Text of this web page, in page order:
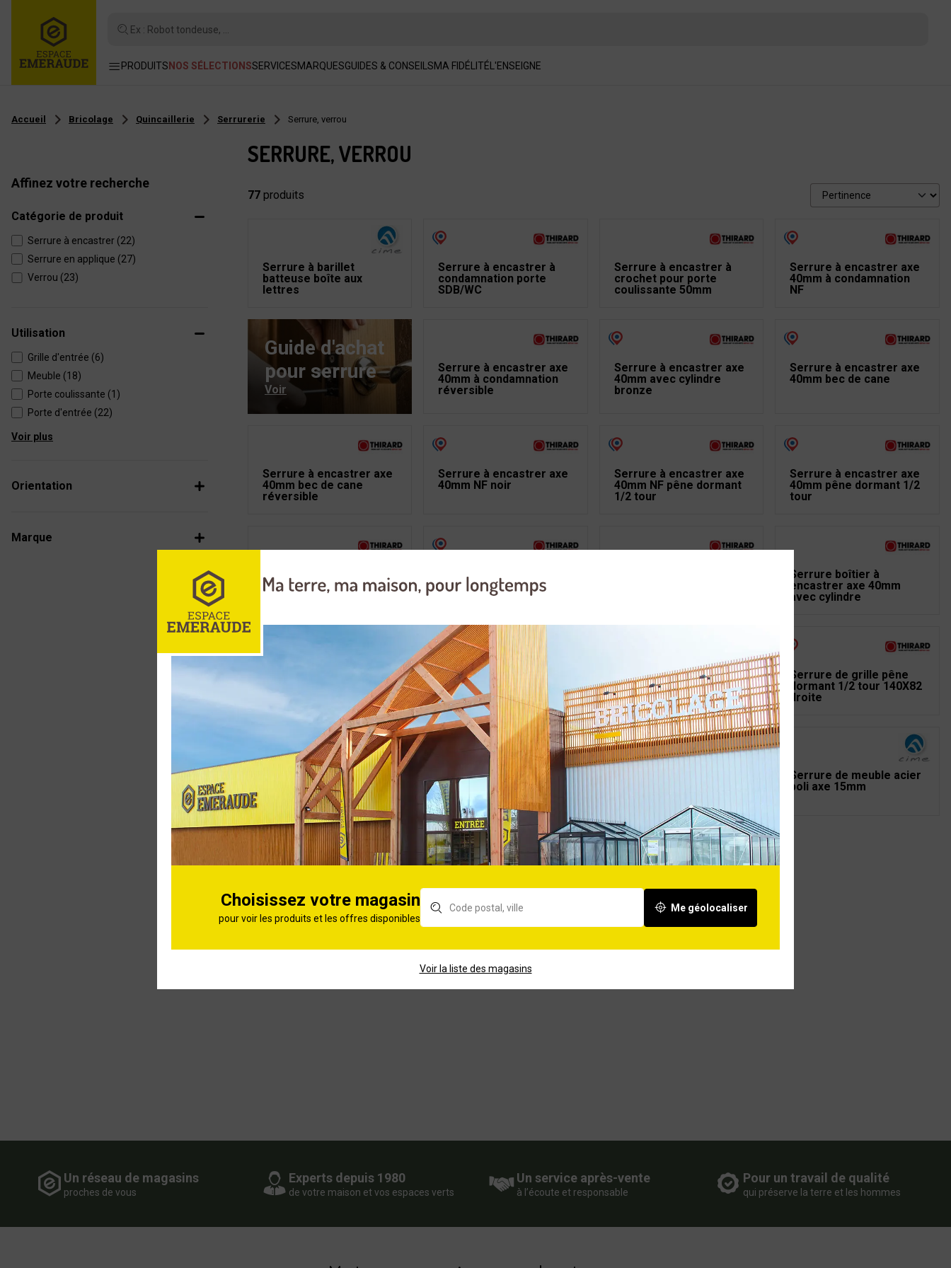
Ex : Robot tondeuse, ...
PRODUITS NOS SÉLECTIONSSERVICESMARQUESGUIDES & CONSEILSMA FIDÉLITÉL'ENSEIGNE
Accueil Bricolage Quincaillerie Serrurerie Serrure, verrou
Affinez votre recherche
Catégorie de produit
Serrure à encastrer (22)
Serrure en applique (27)
Verrou (23)
Utilisation
Grille d'entrée (6)
Meuble (18)
Porte coulissante (1)
Porte d'entrée (22)
Voir plus
Orientation
Marque
SERRURE, VERROU
77 produits
Serrure à barillet
batteuse boîte aux
lettres
Serrure à encastrer à
condamnation porte
SDB/WC
Serrure à encastrer à
crochet pour porte
coulissante 50mm
Serrure à encastrer axe
40mm à condamnation
NF
Guide d'achat
pour serrure
Voir
Serrure à encastrer axe
40mm à condamnation
réversible
Serrure à encastrer axe
40mm avec cylindre
bronze
Serrure à encastrer axe
40mm bec de cane
Serrure à encastrer axe
40mm bec de cane
réversible
Serrure à encastrer axe
40mm NF noir
Serrure à encastrer axe
40mm NF pêne dormant
1/2 tour
Serrure à encastrer axe
40mm pêne dormant 1/2
tour
Serrure à encastrer axe
à 40mm pêne dormant
Serrure à encastrer
Monomax axe 50mm
cylindre 2 tours Inox
Serrure boîtier à
encastrer axe 40mm
avec cylindre
encastrer porte bois ou
PVC
Serrure de garage avec
bouton à tirage droite
140x90
Serrure de garage avec
bouton à tirage gauche
140x90
Serrure de grille pêne
dormant 1/2 tour 140X82
droite
Serrure de grille pêne
dormant 1/2 tour 140X82
gauche
Serrure de meuble à
cylindre porte droite ou
gauche
Serrure de meuble acier
poli axe 15mm
Un réseau de magasins
proches de vous
Experts depuis 1980
de votre maison et vos espaces verts
Un service après-vente
à l’écoute et responsable
Pour un travail de qualité
qui préserve la terre et les hommes
Choisissez votre magasin
pour voir les produits et les offres disponibles
Me géolocaliser
Voir la liste des magasins